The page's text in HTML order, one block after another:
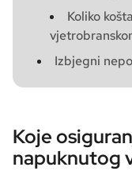
Koliko
Izbjegni
Koje
napuknutog